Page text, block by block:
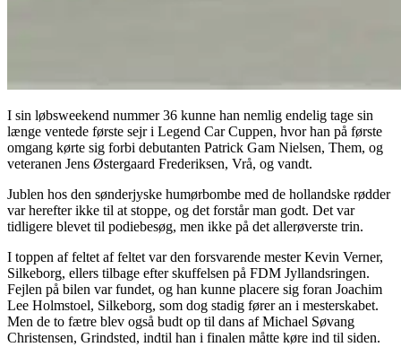
I sin løbsweekend nummer 36 kunne han nemlig endelig tage sin
længe ventede første sejr i Legend Car Cuppen, hvor han på første
omgang kørte sig forbi debutanten Patrick Gam Nielsen, Them, og
veteranen Jens Østergaard Frederiksen, Vrå, og vandt.
Jublen hos den sønderjyske humørbombe med de hollandske rødder
var herefter ikke til at stoppe, og det forstår man godt. Det var
tidligere blevet til podiebesøg, men ikke på det allerøverste trin.
I toppen af feltet af feltet var den forsvarende mester Kevin Verner,
Silkeborg, ellers tilbage efter skuffelsen på FDM Jyllandsringen.
Fejlen på bilen var fundet, og han kunne placere sig foran Joachim
Lee Holmstoel, Silkeborg, som dog stadig fører an i mesterskabet.
Men de to fætre blev også budt op til dans af Michael Søvang
Christensen, Grindsted, indtil han i finalen måtte køre ind til siden.